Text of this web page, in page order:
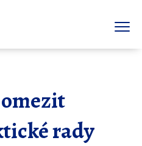
rady